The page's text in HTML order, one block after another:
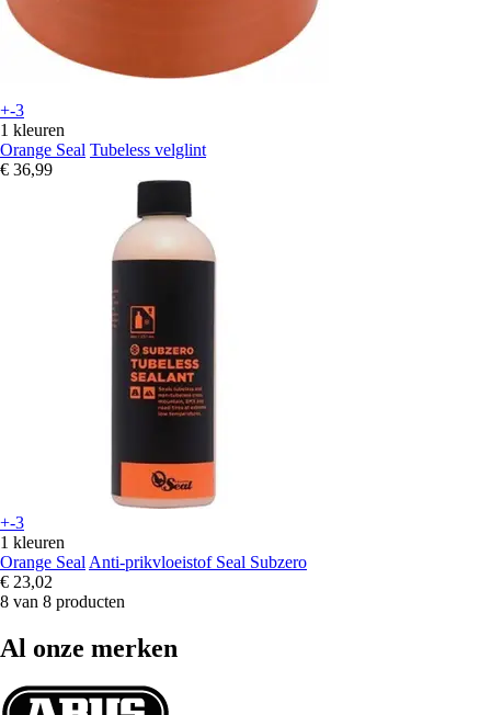
+-3
1 kleuren
Orange Seal Tubeless velglint
€ 36,99
+-3
1 kleuren
Orange Seal Anti-prikvloeistof Seal Subzero
€ 23,02
8 van 8 producten
Al onze merken